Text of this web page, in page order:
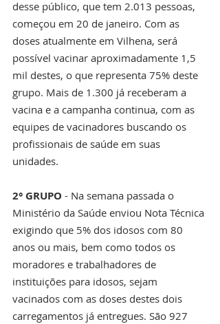
desse público, que tem 2.013 pessoas,
começou em 20 de janeiro. Com as
doses atualmente em Vilhena, será
possível vacinar aproximadamente 1,5
mil destes, o que representa 75% deste
grupo. Mais de 1.300 já receberam a
vacina e a campanha continua, com as
equipes de vacinadores buscando os
profissionais de saúde em suas
unidades.
2° GRUPO - Na semana passada o
Ministério da Saúde enviou Nota Técnica
exigindo que 5% dos idosos com 80
anos ou mais, bem como todos os
moradores e trabalhadores de
instituições para idosos, sejam
vacinados com as doses destes dois
carregamentos já entregues. São 927